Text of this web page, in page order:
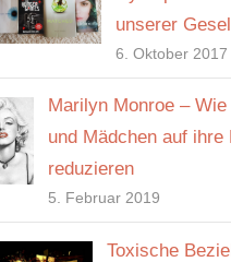
unserer
6. Oktober 2017
Marilyn Monroe –
und Mädchen auf ihre
reduzieren
5. Februar 2019
Toxische